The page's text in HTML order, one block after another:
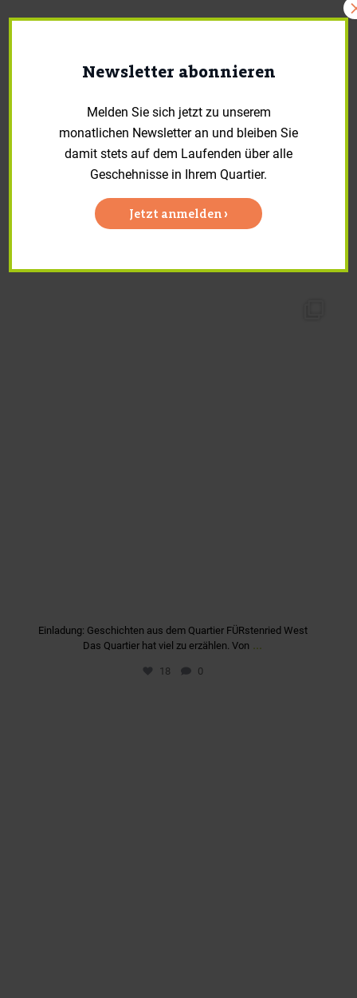
🌿 Rundum besonders wohnen im Haus Rotondo
29 1
Einladung: Geschichten aus dem Quartier FÜRstenried West
Das Quartier hat viel zu erzählen. Von ...
18 0
Newsletter abonnieren
Melden Sie sich jetzt zu unserem
monatlichen Newsletter an und bleiben Sie
damit stets auf dem Laufenden über alle
Geschehnisse in Ihrem Quartier.
Jetzt anmelden ›